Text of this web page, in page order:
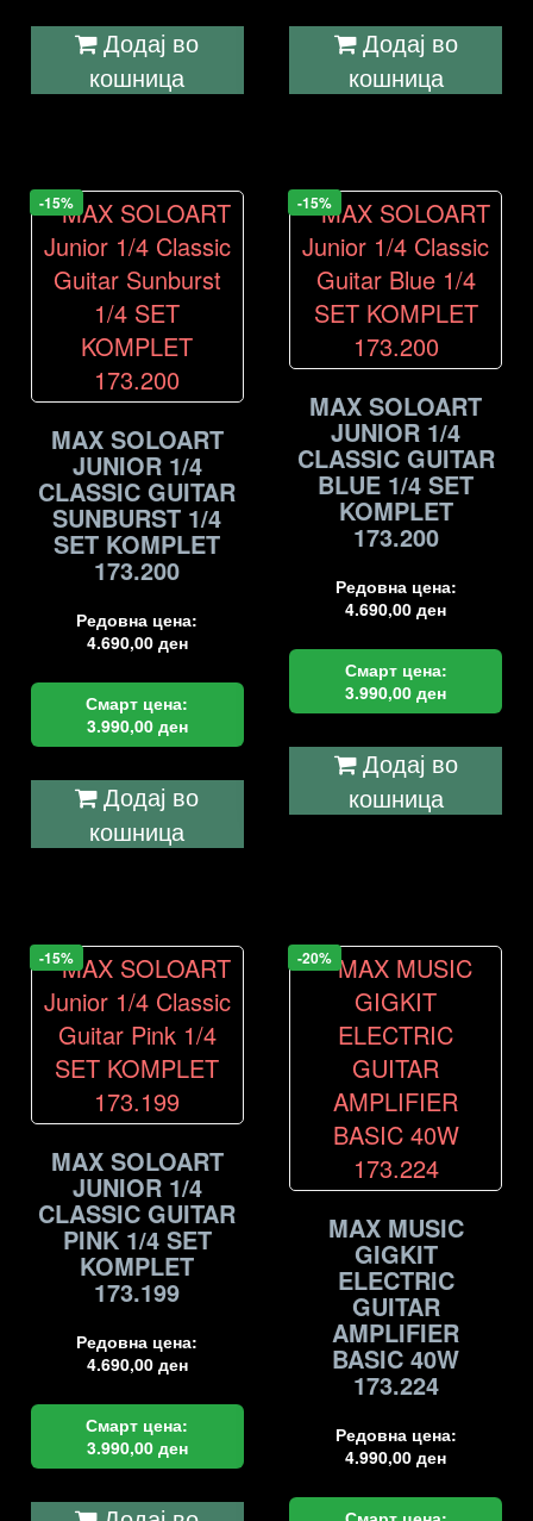
Додај во
кошница
Додај во
кошница
-15%
MAX SOLOART
JUNIOR 1/4
CLASSIC GUITAR
SUNBURST 1/4
SET KOMPLET
173.200
Редовна цена:
4.690,00 ден
Смарт цена:
3.990,00 ден
Додај во
кошница
-15%
MAX SOLOART
JUNIOR 1/4
CLASSIC GUITAR
BLUE 1/4 SET
KOMPLET
173.200
Редовна цена:
4.690,00ден
Смарт цена:
3.990,00ден
Додај во
кошница
-15%
MAX SOLOART
JUNIOR 1/4
CLASSIC GUITAR
PINK 1/4 SET
KOMPLET
173.199
Редовна цена:
4.690,00 ден
Смарт цена:
3.990,00 ден
-20%
MAX MUSIC
GIGKIT
ELECTRIC
GUITAR
AMPLIFIER
BASIC 40W
173.224
Редовна цена:
4.990,00ден